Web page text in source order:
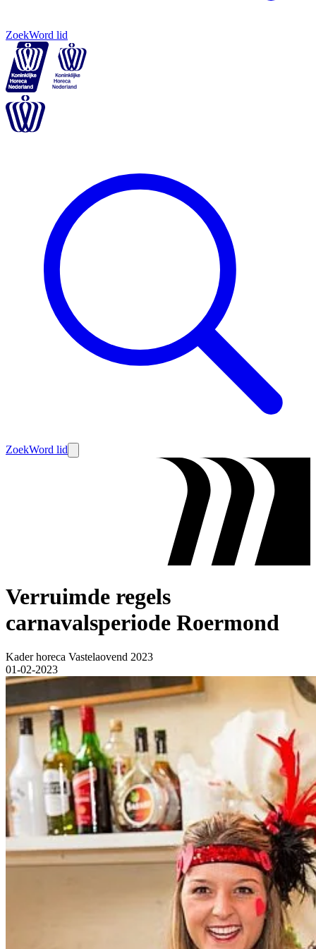
ZoekWord lid
ZoekWord lid
Verruimde regels
carnavalsperiode Roermond
Kader horeca Vastelaovend 2023
01-02-2023